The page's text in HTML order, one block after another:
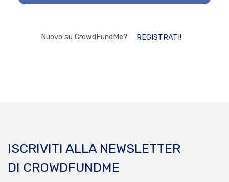
Nuovo su CrowdFundMe? REGISTRATI!
ISCRIVITI ALLA NEWSLETTER
DI CROWDFUNDME